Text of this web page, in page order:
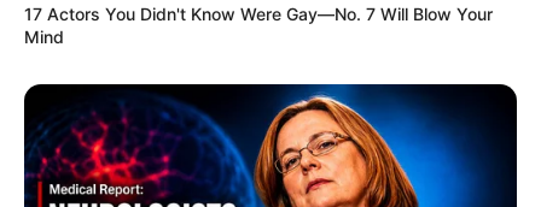
qui n’a donc pas osé lui révéler ses sentiments
“Qu’est-ce que tu
ressens ?” : Mélanie
17 Actors You Didn't Know Were Gay—No. 7 Will Blow Your
Mind